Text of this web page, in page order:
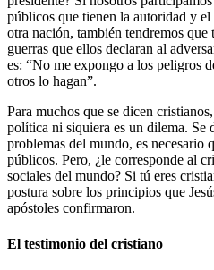
públicos que tienen la autoridad y
otra nación, también tendremos que
guerras que ellos declaran al
es: “No me expongo a los peligros
otros lo hagan”.
Para muchos que se dicen
política ni siquiera es un dilema. Se
problemas del mundo, es necesario
públicos. Pero, ¿le corresponde al
sociales del mundo? Si tú eres
postura sobre los principios que
apóstoles confirmaron.
El testimonio del cristiano